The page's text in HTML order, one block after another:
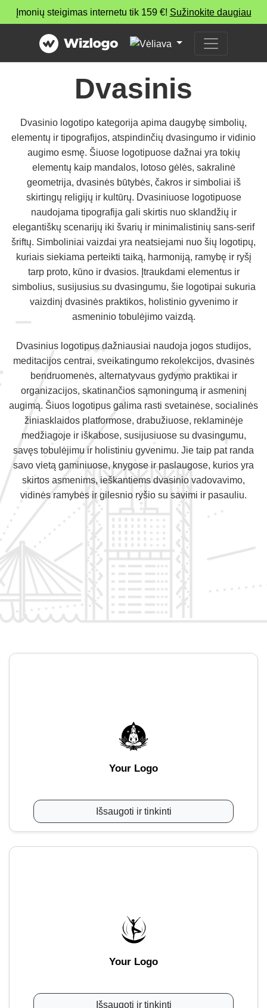
Įmonių steigimas internetu tik 159 €! Sužinokite daugiau
Dvasinis
Dvasinio logotipo kategorija apima daugybę simbolių,
elementų ir tipografijos, atspindinčių dvasingumo ir vidinio
augimo esmę. Šiuose logotipuose dažnai yra tokių
elementų kaip mandalos, lotoso gėlės, sakralinė
geometrija, dvasinės būtybės, čakros ir simboliai iš
skirtingų religijų ir kultūrų. Dvasiniuose logotipuose
naudojama tipografija gali skirtis nuo sklandžių ir
elegantiškų scenarijų iki švarių ir minimalistinių sans-serif
šriftų. Simboliniai vaizdai yra neatsiejami nuo šių logotipų,
kuriais siekiama perteikti taiką, harmoniją, ramybę ir ryšį
tarp proto, kūno ir dvasios. Įtraukdami elementus ir
simbolius, susijusius su dvasingumu, šie logotipai sukuria
vaizdinį dvasinės praktikos, holistinio gyvenimo ir
asmeninio tobulėjimo vaizdą.
Dvasinius logotipus dažniausiai naudoja jogos studijos,
meditacijos centrai, sveikatingumo rekolekcijos, dvasinės
bendruomenės, alternatyvaus gydymo praktikai ir
organizacijos, skatinančios sąmoningumą ir asmeninį
augimą. Šiuos logotipus galima rasti svetainėse, socialinės
žiniasklaidos platformose, drabužiuose, reklaminėje
medžiagoje ir iškabose, susijusiuose su dvasingumu,
savęs tobulėjimu ir holistiniu gyvenimu. Jie taip pat randa
savo vietą gaminiuose, knygose ir paslaugose, kurios yra
skirtos asmenims, ieškantiems dvasinio vadovavimo,
vidinės ramybės ir gilesnio ryšio su savimi ir pasauliu.
Your Logo
Išsaugoti ir tinkinti
Your Logo
Išsaugoti ir tinkinti